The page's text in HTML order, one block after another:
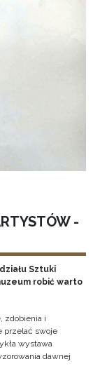
-
Sztuki
robić warto
zdobienia i
przelać swoje
wystawa
dawnej